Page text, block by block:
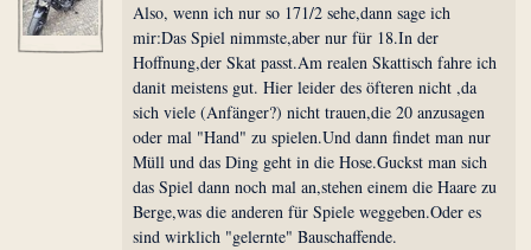
Also, wenn ich nur so 171/2 sehe,dann sage ich
mir:Das Spiel nimmste,aber nur für 18.In der
Hoffnung,der Skat passt.Am realen Skattisch fahre ich
danit meistens gut. Hier leider des öfteren nicht ,da
sich viele (Anfänger?) nicht trauen,die 20 anzusagen
oder mal "Hand" zu spielen.Und dann findet man nur
Müll und das Ding geht in die Hose.Guckst man sich
das Spiel dann noch mal an,stehen einem die Haare zu
Berge,was die anderen für Spiele weggeben.Oder es
sind wirklich "gelernte" Bauschaffende.